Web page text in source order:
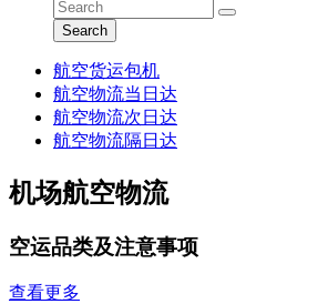
Search
航空货运包机
航空物流当日达
航空物流次日达
航空物流隔日达
机场航空物流
空运品类及注意事项
查看更多